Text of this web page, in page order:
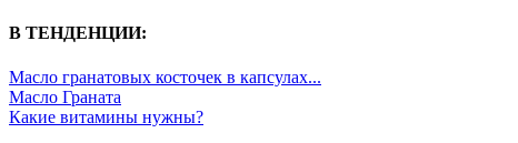
В ТЕНДЕНЦИИ:
Масло гранатовых косточек в капсулах...
Масло Граната
Какие витамины нужны?